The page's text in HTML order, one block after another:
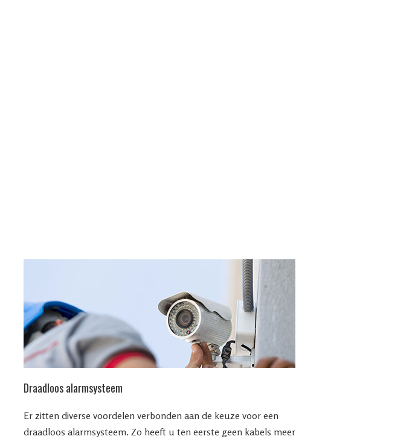
Draadloos alarmsysteem
Er zitten diverse voordelen verbonden aan de keuze voor een
draadloos alarmsysteem. Zo heeft u ten eerste geen kabels meer